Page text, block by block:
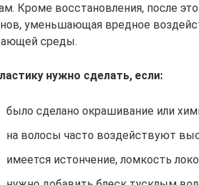
Кроме восстановления, после
уменьшающая вредное
среды.
нужно сделать, если:
было сделано окрашивание или
на волосы часто воздействуют
имеется истончение, ломкость